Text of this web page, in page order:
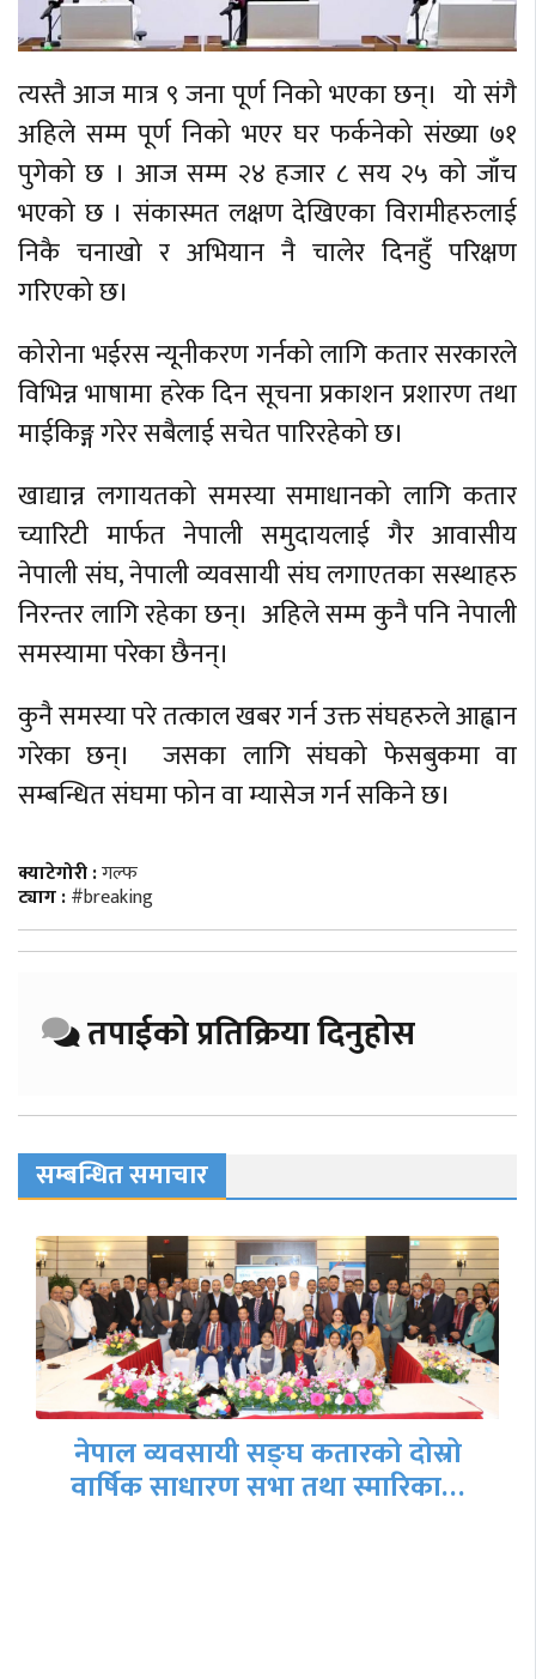
त्यस्तै आज मात्र ९ जना पूर्ण निको भएका छन्। यो संगै
अहिले सम्म पूर्ण निको भएर घर फर्कनेको संख्या ७१
पुगेको छ । आज सम्म २४ हजार ८ सय २५ को जाँच
भएको छ । संकास्मत लक्षण देखिएका विरामीहरुलाई
निकै चनाखो र अभियान नै चालेर दिनहुँ परिक्षण
गरिएको छ।
कोरोना भईरस न्यूनीकरण गर्नको लागि कतार सरकारले
विभिन्न भाषामा हरेक दिन सूचना प्रकाशन प्रशारण तथा
माईकिङ्ग गरेर सबैलाई सचेत पारिरहेको छ।
खाद्यान्न लगायतको समस्या समाधानको लागि कतार
च्यारिटी मार्फत नेपाली समुदायलाई गैर आवासीय
नेपाली संघ, नेपाली व्यवसायी संघ लगाएतका सस्थाहरु
निरन्तर लागि रहेका छन्। अहिले सम्म कुनै पनि नेपाली
समस्यामा परेका छैनन्।
कुनै समस्या परे तत्काल खबर गर्न उक्त संघहरुले आह्वान
गरेका छन्। जसका लागि संघको फेसबुकमा वा
सम्बन्धित संघमा फोन वा म्यासेज गर्न सकिने छ।
क्याटेगोरी :गल्फ
ट्याग :#breaking
तपाईको प्रतिक्रिया दिनुहोस
सम्बन्धित समाचार
नेपाल व्यवसायी सङ्घ कतारको दोस्रो
वार्षिक साधारण सभा तथा स्मारिका…